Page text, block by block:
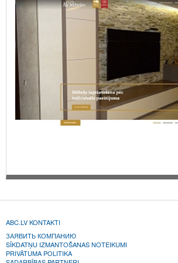
ABC.LV KONTAKTI
ЗАЯВИТЬ КОМПАНИЮ
SĪKDATŅU IZMANTOŠANAS NOTEIKUMI
PRIVĀTUMA POLITIKA